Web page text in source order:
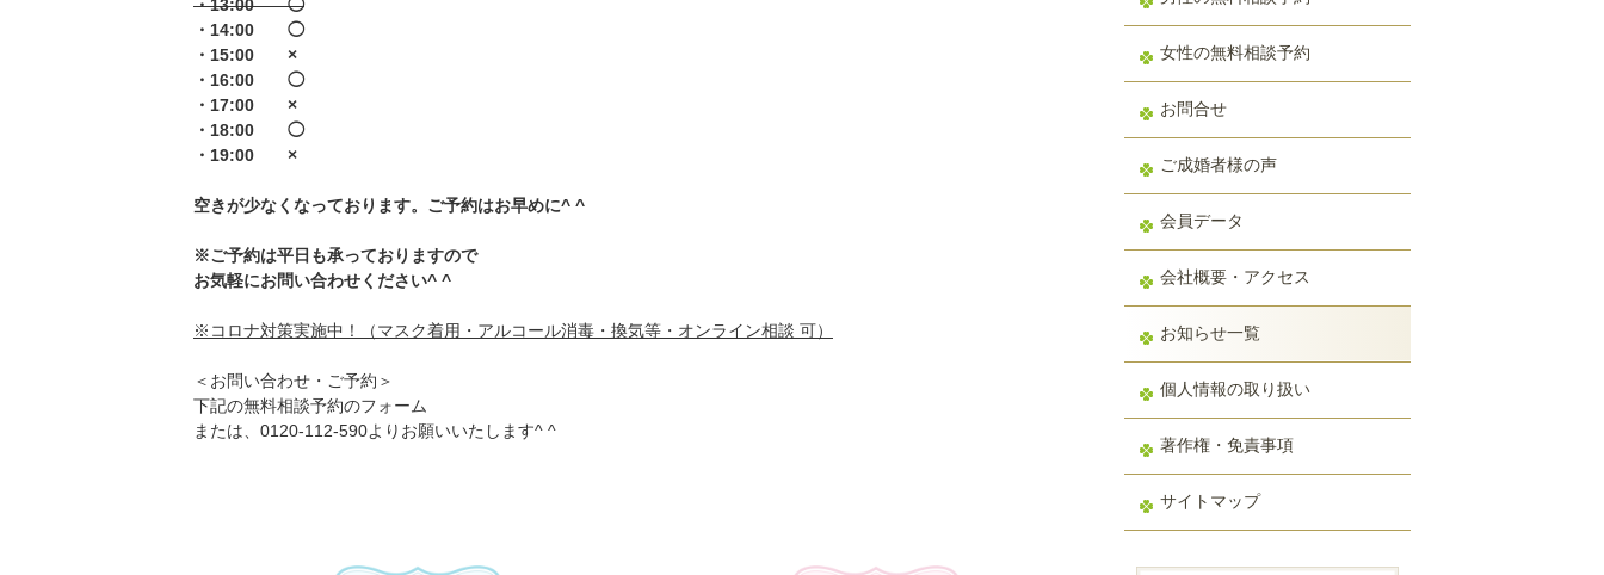
・13:00 ◯
・14:00 ◯
・15:00 ×
・16:00 ◯
・17:00 ×
・18:00 ◯
・19:00 ×
空きが少なくなっております。ご予約はお早めに^ ^
※ご予約は平日も承っておりますので
お気軽にお問い合わせください^ ^
※コロナ対策実施中！（マスク着用・アルコール消毒・換気等・オンライン相談 可）
＜お問い合わせ・ご予約＞
下記の無料相談予約のフォーム
または、0120-112-590よりお願いいたします^ ^
女性の無料相談予約
お問合せ
ご成婚者様の声
会員データ
会社概要・アクセス
お知らせ一覧
個人情報の取り扱い
著作権・免責事項
サイトマップ